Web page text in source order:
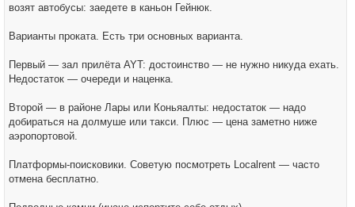
возят автобусы: заедете в каньон Гейнюк.
Варианты проката. Есть три основных варианта.
Первый — зал прилёта AYT: достоинство — не нужно никуда ехать.
Недостаток — очереди и наценка.
Второй — в районе Лары или Коньяалты: недостаток — надо
добираться на долмуше или такси. Плюс — цена заметно ниже
аэропортовой.
Платформы-поисковики. Советую посмотреть Localrent — часто
отмена бесплатно.